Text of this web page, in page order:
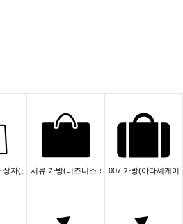
상자(쇼핑/선물)서류 가방(비즈니스 백)007 가방(아타셰케이